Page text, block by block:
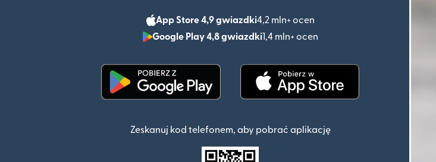
App Store 4,9 gwiazdki4,2 mln+ ocen
(otwiera się w nowym oknie)
Google Play 4,8 gwiazdki1,4 mln+ ocen
(otwiera się w nowym
Zeskanuj kod telefonem, aby pobrać aplikację